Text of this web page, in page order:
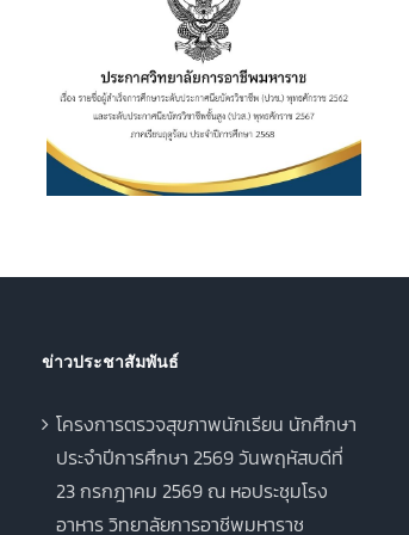
ประกาศวิทยาลัยฯ เรื่อง
เรื่อง กำหนดการ และอัตรา
การจัดเก็บค่าบำรุงการ
ศึกษา ค่าหน่วยกิตรายวิชา
ประจำภาคเรียนที่ 1 ปีการ
ศึกษา 2569
ข่าวประชาสัมพันธ์
โครงการตรวจสุขภาพนักเรียน นักศึกษา
ประจำปีการศึกษา 2569 วันพฤหัสบดีที่
23 กรกฎาคม 2569 ณ หอประชุมโรง
อาหาร วิทยาลัยการอาชีพมหาราช